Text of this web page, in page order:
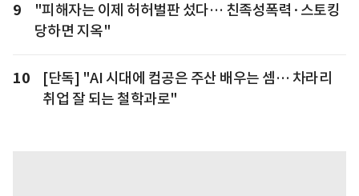
9
"피해자는 이제 허허벌판 섰다… 친족성폭력·스토킹
당하면 지옥"
10
[단독] "AI 시대에 컴공은 주산 배우는 셈… 차라리
취업 잘 되는 철학과로"